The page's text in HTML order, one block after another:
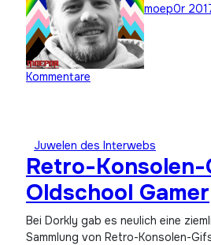
moep0r
Kommentare
Juwelen des Interwebs
Retro-Konsolen-
Oldschool Gamer
Bei Dorkly gab es neulich eine ziemlich schnieke
Sammlung von Retro-Konsolen-